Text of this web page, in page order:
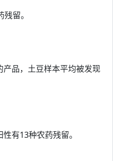
留。
品，土豆样本平均被发现
有13种农药残留。